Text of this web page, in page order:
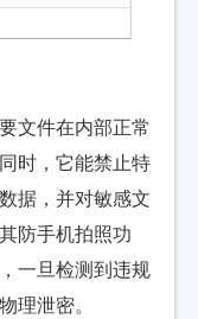
文件在内部正常
时，它能禁止特
据，并对敏感文
防手机拍照功
一旦检测到违规
理泄密。